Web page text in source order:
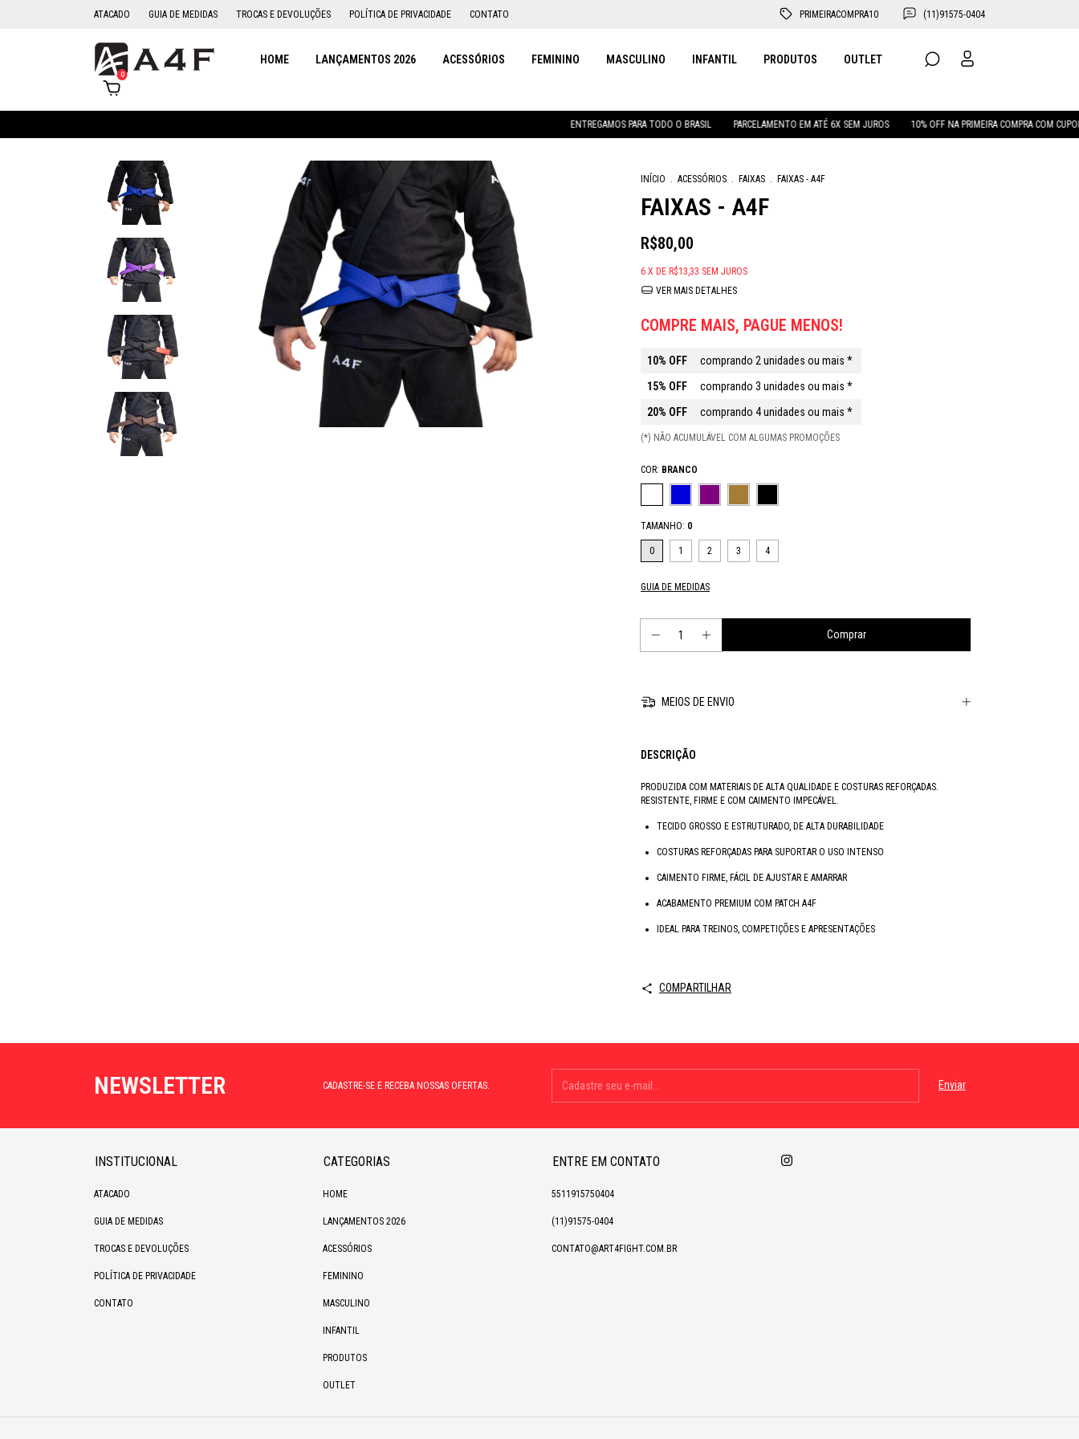
ATACADO GUIA DE MEDIDAS TROCAS E DEVOLUÇÕES POLÍTICA DE PRIVACIDADE CONTATO PRIMEIRACOMPRA10 (11)91575-0404
HOME LANÇAMENTOS 2026 ACESSÓRIOS FEMININO MASCULINO INFANTIL PRODUTOS OUTLET
0
ENTREGAMOS PARA TODO O BRASIL PARCELAMENTO EM ATÉ 6X SEM JUROS 10% OFF NA PRIMEIRA COMPRA COM CUPOM:
INÍCIO ACESSÓRIOS FAIXAS FAIXAS - A4F
FAIXAS - A4F
R$80,00
6 X DE R$13,33 SEM JUROS
VER MAIS DETALHES
COMPRE MAIS, PAGUE MENOS!
10% OFF
comprando 2 unidades ou mais *
15% OFF
comprando 3 unidades ou mais *
20% OFF
comprando 4 unidades ou mais *
(*) NÃO ACUMULÁVEL COM ALGUMAS PROMOÇÕES
COR: BRANCO
TAMANHO: 0
0 1 2 3 4
GUIA DE MEDIDAS
MEIOS DE ENVIO
DESCRIÇÃO
PRODUZIDA COM MATERIAIS DE ALTA QUALIDADE E COSTURAS REFORÇADAS.
RESISTENTE, FIRME E COM CAIMENTO IMPECÁVEL.
TECIDO GROSSO E ESTRUTURADO, DE ALTA DURABILIDADE
COSTURAS REFORÇADAS PARA SUPORTAR O USO INTENSO
CAIMENTO FIRME, FÁCIL DE AJUSTAR E AMARRAR
ACABAMENTO PREMIUM COM PATCH A4F
IDEAL PARA TREINOS, COMPETIÇÕES E APRESENTAÇÕES
COMPARTILHAR
NEWSLETTER CADASTRE-SE E RECEBA NOSSAS OFERTAS.
INSTITUCIONAL
ATACADO
GUIA DE MEDIDAS
TROCAS E DEVOLUÇÕES
POLÍTICA DE PRIVACIDADE
CONTATO
CATEGORIAS
HOME
LANÇAMENTOS 2026
ACESSÓRIOS
FEMININO
MASCULINO
INFANTIL
PRODUTOS
OUTLET
ENTRE EM CONTATO
5511915750404
(11)91575-0404
CONTATO@ART4FIGHT.COM.BR